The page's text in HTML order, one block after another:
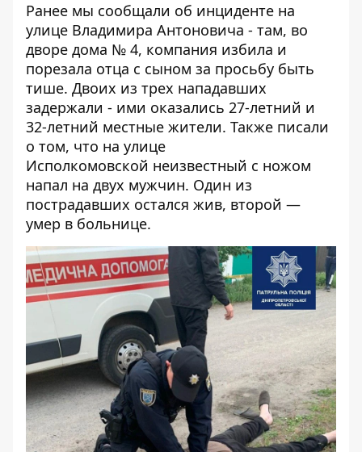
Ранее мы сообщали об инциденте на
улице Владимира Антоновича - там, во
дворе дома № 4, компания избила и
порезала отца с сыном за просьбу быть
тише. Двоих из трех нападавших
задержали - ими оказались 27-летний и
32-летний местные жители. Также писали
о том, что на улице
Исполкомовской неизвестный с ножом
напал на двух мужчин. Один из
пострадавших остался жив, второй —
умер в больнице.